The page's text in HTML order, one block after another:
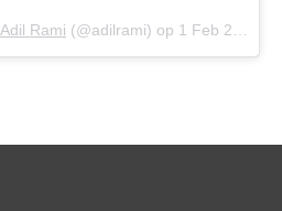
Adil Rami (@adilrami) op 1 Feb 2018 om 2:43 (PST)